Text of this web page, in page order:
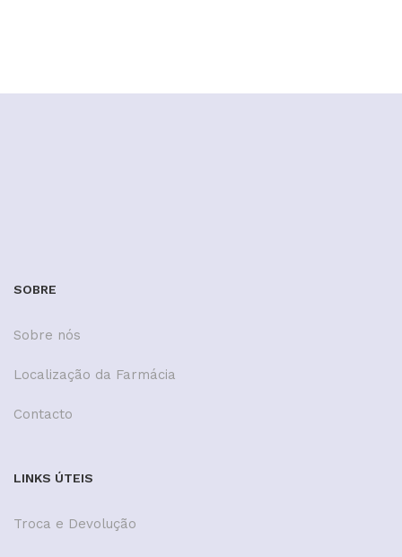
SOBRE
Sobre nós
Localização da Farmácia
Contacto
LINKS ÚTEIS
Troca e Devolução